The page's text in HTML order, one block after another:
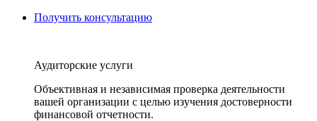
Получить консультацию
Аудиторские услуги
Объективная и независимая проверка деятельности
вашей организации с целью изучения достоверности
финансовой отчетности.